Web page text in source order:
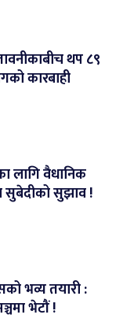
थप ८९
कारबाही
लागि वैधानिक
सुबेदीको सुझाव !
भव्य तयारी :
भेटौं !